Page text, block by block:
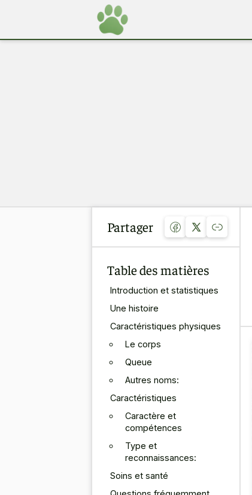
Partager
Table des matières
Introduction et statistiques
Une histoire
Caractéristiques physiques
Le corps
Queue
Autres noms:
Caractéristiques
Caractère et
compétences
Type et
reconnaissances:
Soins et santé